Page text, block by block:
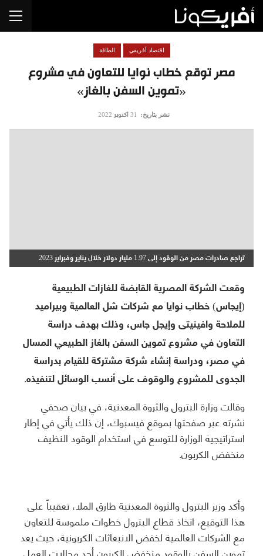
مصر توقع خطاب نوايا للتعاون في مشروع
«تموين السفن بالغاز»
اقتصاد أفريقي الطاقة
نشر بتاريخ: 31 أكتوبر 2022
تراجع صادرات مصر من الوقود إلى 1.97 مليار دولار خلال يناير وفبراير 2023
وقعت الشركة المصرية القابضة للغازات الطبيعية
(إيجاس) خطاب نوايا مع شركات شل العالمية وبيراميد
للملاحة وافينيتى وإيجل جاس، وذلك بهدف دراسة
التعاون في مشروع تموين السفن بالغاز الطبيعي المسال
في مصر، ودراسة إنشاء شركة مشتركة للقيام بدراسة
الجدوى للمشروع والوقوف على أنسب الوسائل لتنفيذه.
وقالت وزارة البترول والثروة المعدنية، في بيان صحفي
نشرته عبر صفحتها بموقع فيسبوك، إن ذلك يأتي في إطار
استراتيجية الوزارة للتوسع في استخدام الوقود النظيف
منخفض الكربون.
وأكد وزير البترول والثروة المعدنية طارق الملا، تعقيباً على
هذا التوقيع، اتخاذ قطاع البترول خطوات ملموسة للتعاون
مع الشركات العالمية لخفض الانبعاثات الكربونية، حيث يعد